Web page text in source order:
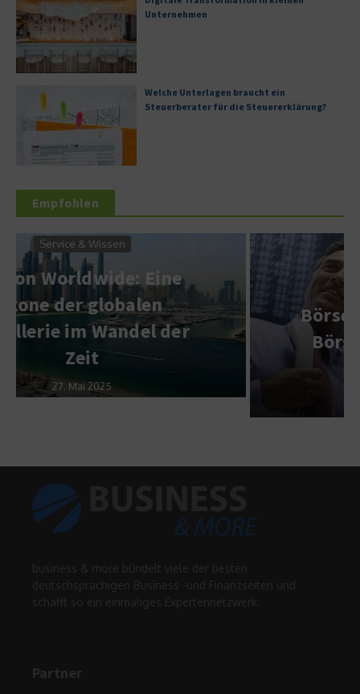
Unternehmen
Welche Unterlagen braucht ein
Steuerberater für die Steuererklärung?
Empfohlen
Wirtschaft & Finanzen
Börsenlatein: Wie kam die
Börse zu ihrem Namen?
business & more bündelt viele der besten
deutschsprachigen Business -und Finanzseiten und
schafft so ein einmaliges Expertennetzwerk.
Partner